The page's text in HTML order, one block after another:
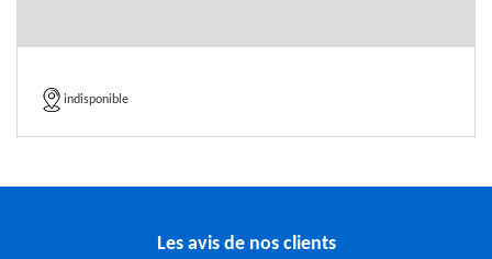
indisponible
Les avis de nos clients